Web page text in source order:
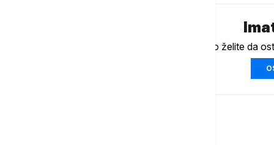
Ukoliko želite da